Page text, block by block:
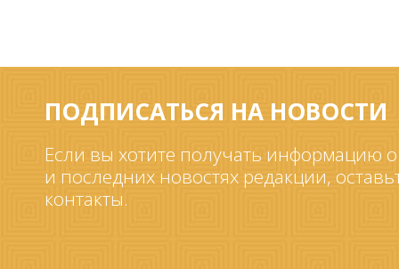
ПОДПИСАТЬСЯ НА НОВОСТИ
Если вы хотите получать информацию
и последних новостях редакции,
контакты.